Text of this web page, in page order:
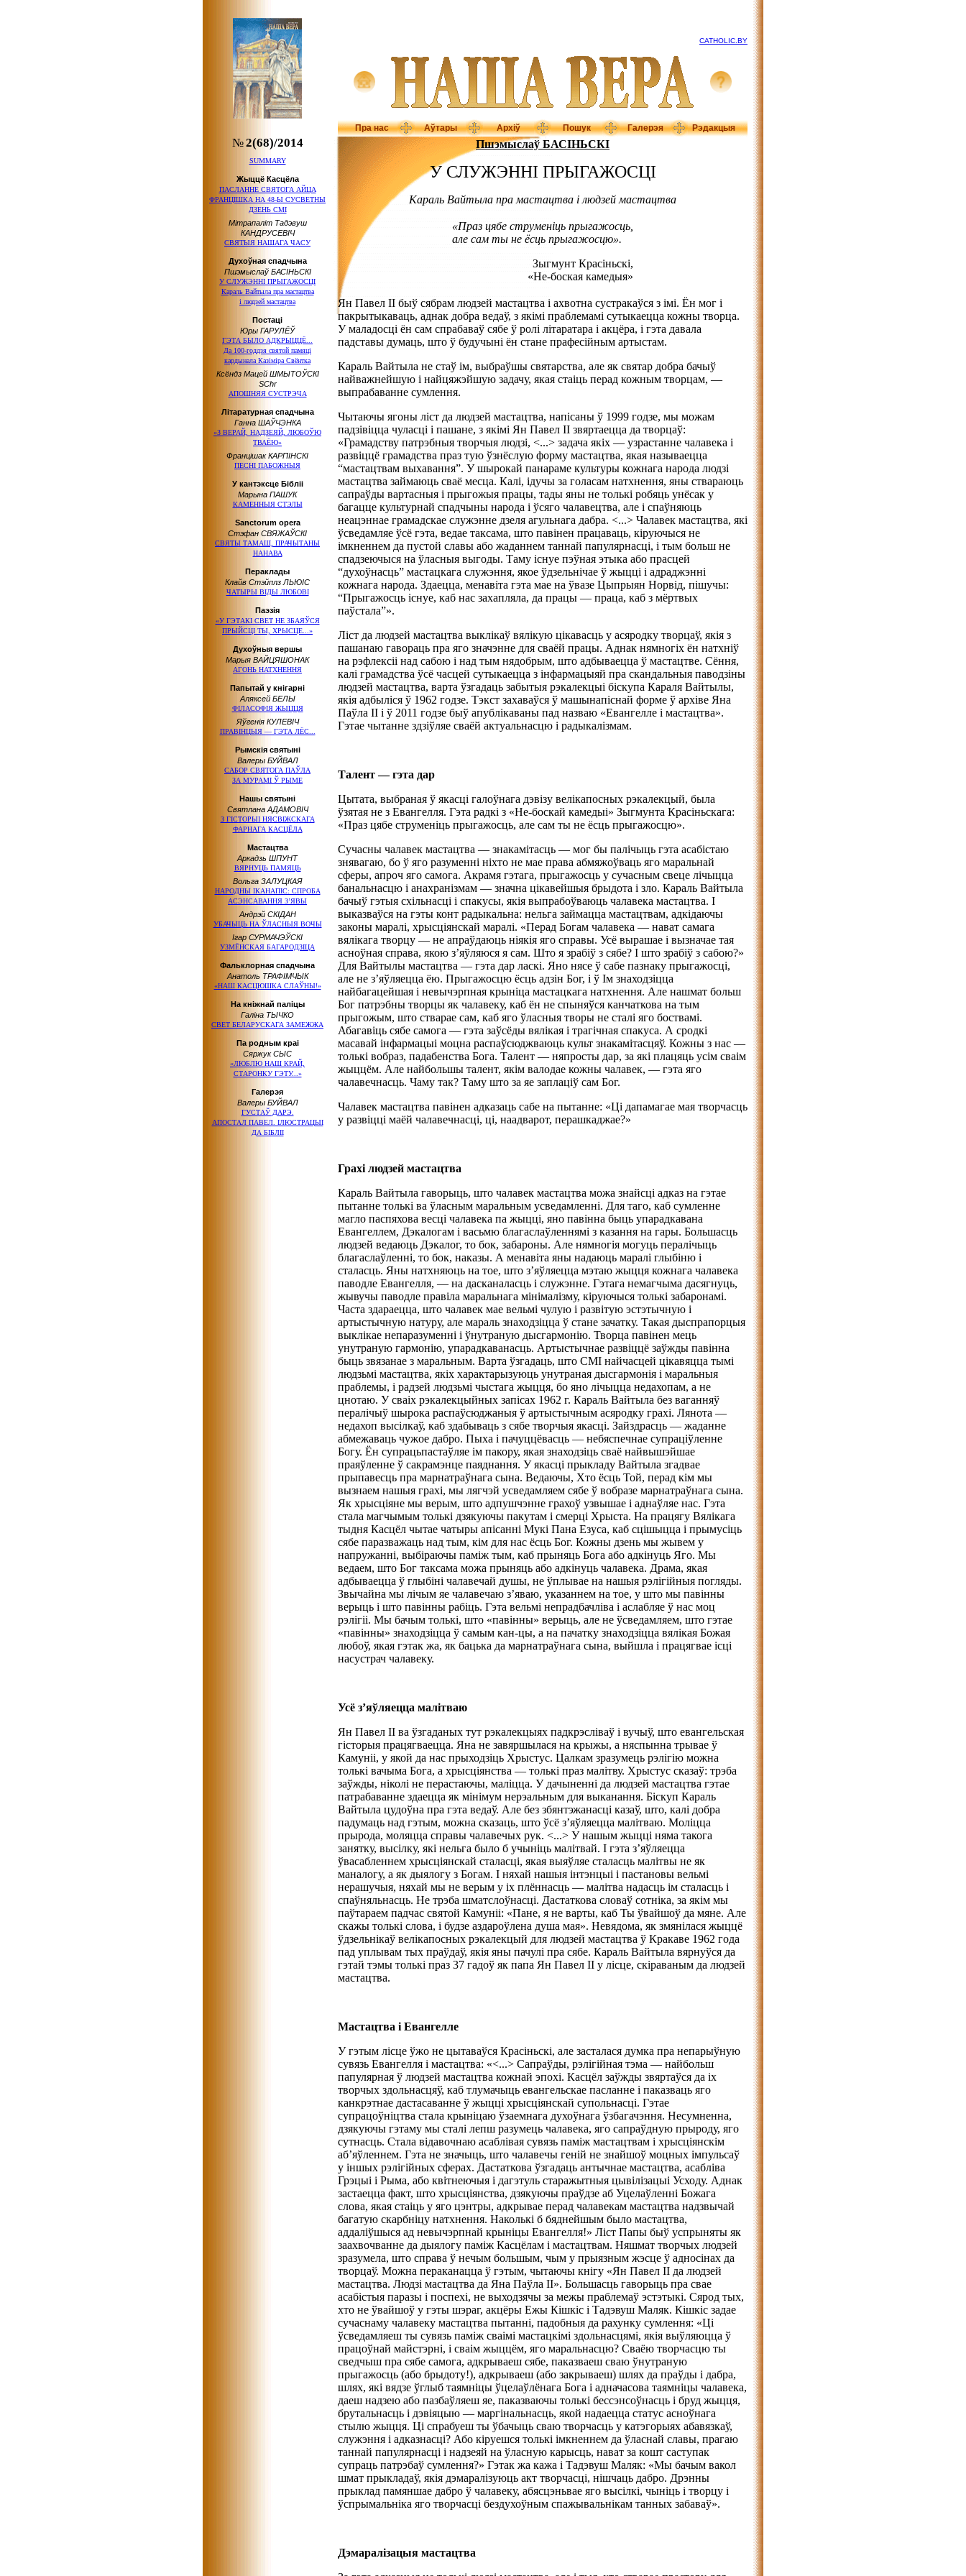
CATHOLIC.BY
Пра нас Аўтары Архіў Пошук Галерэя Рэдакцыя
№2(68)/2014
SUMMARY
Жыццё Касцёла
ПАСЛАННЕ СВЯТОГА АЙЦА
ФРАНЦІШКА НА 48-Ы СУСВЕТНЫ
ДЗЕНЬ СМІ
Мітрапаліт Тадэвуш
КАНДРУСЕВІЧ
СВЯТЫЯ НАШАГА ЧАСУ
Духоўная спадчына
Пшэмыслаў БАСІНЬСКІ
У СЛУЖЭННІ ПРЫГАЖОСЦІ
Караль Вайтыла пра мастацтва
і людзей мастацтва
Постаці
Юры ГАРУЛЁЎ
ГЭТА БЫЛО АДКРЫЦЦЁ...
Да 100-годдзя святой памяці
кардынала Казіміра Свёнтка
Ксёндз Мацей ШМЫТОЎСКІ
SChr
АПОШНЯЯ СУСТРЭЧА
Літаратурная спадчына
Ганна ШАЎЧЭНКА
«З ВЕРАЙ, НАДЗЕЯЙ, ЛЮБОЎЮ
ТВАЁЮ»
Францішак КАРПІНСКІ
ПЕСНІ ПАБОЖНЫЯ
У кантэксце Бібліі
Марына ПАШУК
КАМЕННЫЯ СТЭЛЫ
Sanctorum opera
Стэфан СВЯЖАЎСКІ
СВЯТЫ ТАМАШ, ПРАЧЫТАНЫ
НАНАВА
Пераклады
Клайв Стэйплз ЛЬЮІС
ЧАТЫРЫ ВІДЫ ЛЮБОВІ
Паэзія
«У ГЭТАКІ СВЕТ НЕ ЗБАЯЎСЯ
ПРЫЙСЦІ ТЫ, ХРЫСЦЕ...»
Духоўныя вершы
Марыя ВАЙЦЯШОНАК
АГОНЬ НАТХНЕННЯ
Папытай у кнігарні
Аляксей БЕЛЫ
ФІЛАСОФІЯ ЖЫЦЦЯ
Яўгенія КУЛЕВІЧ
ПРАВІНЦЫЯ — ГЭТА ЛЁС...
Рымскія святыні
Валеры БУЙВАЛ
САБОР СВЯТОГА ПАЎЛА
ЗА МУРАМІ Ў РЫМЕ
Нашы святыні
Святлана АДАМОВІЧ
З ГІСТОРЫІ НЯСВІЖСКАГА
ФАРНАГА КАСЦЁЛА
Мастацтва
Аркадзь ШПУНТ
ВЯРНУЦЬ ПАМЯЦЬ
Вольга ЗАЛУЦКАЯ
НАРОДНЫ ІКАНАПІС: СПРОБА
АСЭНСАВАННЯ З’ЯВЫ
Андрэй СКІДАН
УБАЧЫЦЬ НА ЎЛАСНЫЯ ВОЧЫ
Ігар СУРМАЧЭЎСКІ
УЗМЁНСКАЯ БАГАРОДЗІЦА
Фальклорная спадчына
Анатоль ТРАФІМЧЫК
«НАШ КАСЦЮШКА СЛАЎНЫ!»
На кніжнай паліцы
Галіна ТЫЧКО
СВЕТ БЕЛАРУСКАГА ЗАМЕЖЖА
Па родным краі
Сяржук СЫС
«ЛЮБЛЮ НАШ КРАЙ,
СТАРОНКУ ГЭТУ...»
Галерэя
Валеры БУЙВАЛ
ГУСТАЎ ДАРЭ.
АПОСТАЛ ПАВЕЛ. ІЛЮСТРАЦЫІ
ДА БІБЛІІ
Пшэмыслаў БАСІНЬСКІ
У СЛУЖЭННІ ПРЫГАЖОСЦІ
Караль Вайтыла пра мастацтва і людзей мастацтва
«Праз цябе струменіць прыгажосць,
але сам ты не ёсць прыгажосцю».
Зыгмунт Красіньскі,
«Не-боская камедыя»
Ян Павел ІІ быў сябрам людзей мастацтва і ахвотна сустракаўся з імі. Ён мог і
пакрытыкаваць, аднак добра ведаў, з якімі праблемамі сутыкаецца кожны творца.
У маладосці ён сам спрабаваў сябе ў ролі літаратара і акцёра, і гэта давала
падставы думаць, што ў будучыні ён стане прафесійным артыстам.
Караль Вайтыла не стаў ім, выбраўшы святарства, але як святар добра бачыў
найважнейшую і найцяжэйшую задачу, якая стаіць перад кожным творцам, —
выпрабаванне сумлення.
Чытаючы ягоны ліст да людзей мастацтва, напісаны ў 1999 годзе, мы можам
падзівіцца чуласці і пашане, з якімі Ян Павел ІІ звяртаецца да творцаў:
«Грамадству патрэбныя творчыя людзі, <...> задача якіх — узрастанне чалавека і
развіццё грамадства праз тую ўзнёслую форму мастацтва, якая называецца
“мастацтвам выхавання”. У шырокай панараме культуры кожнага народа людзі
мастацтва займаюць сваё месца. Калі, ідучы за голасам натхнення, яны ствараюць
сапраўды вартасныя і прыгожыя працы, тады яны не толькі робяць унёсак у
багацце культурнай спадчыны народа і ўсяго чалавецтва, але і спаўняюць
неацэннае грамадскае служэнне дзеля агульнага дабра. <...> Чалавек мастацтва, які
ўсведамляе ўсё гэта, ведае таксама, што павінен працаваць, кіруючыся не
імкненнем да пустой славы або жаданнем таннай папулярнасці, і тым больш не
спадзеючыся на ўласныя выгоды. Таму існуе пэўная этыка або прасцей
“духоўнасць” мастацкага служэння, якое ўдзельнічае ў жыцці і адраджэнні
кожнага народа. Здаецца, менавіта гэта мае на ўвазе Цыпрыян Норвід, пішучы:
“Прыгажосць існуе, каб нас захапляла, да працы — праца, каб з мёртвых
паўстала”».
Ліст да людзей мастацтва выклікаў вялікую цікавасць у асяродку творцаў, якія з
пашанаю гавораць пра яго значэнне для сваёй працы. Аднак нямногіх ён натхніў
на рэфлексіі над сабою і над тым нядобрым, што адбываецца ў мастацтве. Сёння,
калі грамадства ўсё часцей сутыкаецца з інфармацыяй пра скандальныя паводзіны
людзей мастацтва, варта ўзгадаць забытыя рэкалекцыі біскупа Караля Вайтылы,
якія адбыліся ў 1962 годзе. Тэкст захаваўся ў машынапіснай форме ў архіве Яна
Паўла ІІ і ў 2011 годзе быў апублікаваны пад назваю «Евангелле і мастацтва».
Гэтае чытанне здзіўляе сваёй актуальнасцю і радыкалізмам.
Талент — гэта дар
Цытата, выбраная ў якасці галоўнага дэвізу велікапосных рэкалекцый, была
ўзятая не з Евангелля. Гэта радкі з «Не-боскай камедыі» Зыгмунта Красіньскага:
«Праз цябе струменіць прыгажосць, але сам ты не ёсць прыгажосцю».
Сучасны чалавек мастацтва — знакамітасць — мог бы палічыць гэта асабістаю
знявагаю, бо ў яго разуменні ніхто не мае права абмяжоўваць яго маральнай
сферы, апроч яго самога. Акрамя гэтага, прыгажосць у сучасным свеце лічыцца
банальнасцю і анахранізмам — значна цікавейшыя брыдота і зло. Караль Вайтыла
бачыў гэтыя схільнасці і спакусы, якія выпрабоўваюць чалавека мастацтва. І
выказваўся на гэты конт радыкальна: нельга займацца мастацтвам, адкідаючы
законы маралі, хрысціянскай маралі. «Перад Богам чалавека — нават самага
вялікага творцу — не апраўдаюць ніякія яго справы. Усё вырашае і вызначае тая
асноўная справа, якою з’яўляюся я сам. Што я зрабіў з сябе? І што зрабіў з сабою?»
Для Вайтылы мастацтва — гэта дар ласкі. Яно нясе ў сабе пазнаку прыгажосці,
але не з’яўляецца ёю. Прыгажосцю ёсць адзін Бог, і ў Ім знаходзіцца
найбагацейшая і невычэрпная крыніца мастацкага натхнення. Але нашмат больш
Бог патрэбны творцы як чалавеку, каб ён не спыняўся канчаткова на тым
прыгожым, што стварае сам, каб яго ўласныя творы не сталі яго боствамі.
Абагавіць сябе самога — гэта заўсёды вялікая і трагічная спакуса. А сродкі
масавай інфармацыі моцна распаўсюджваюць культ знакамітасцяў. Кожны з нас —
толькі вобраз, падабенства Бога. Талент — няпросты дар, за які плацяць усім сваім
жыццём. Але найбольшы талент, якім валодае кожны чалавек, — гэта яго
чалавечнасць. Чаму так? Таму што за яе заплаціў сам Бог.
Чалавек мастацтва павінен адказаць сабе на пытанне: «Ці дапамагае мая творчасць
у развіцці маёй чалавечнасці, ці, наадварот, перашкаджае?»
Грахі людзей мастацтва
Караль Вайтыла гаворыць, што чалавек мастацтва можа знайсці адказ на гэтае
пытанне толькі ва ўласным маральным усведамленні. Для таго, каб сумленне
магло паспяхова весці чалавека па жыцці, яно павінна быць упарадкавана
Евангеллем, Дэкалогам і васьмю благаслаўленнямі з казання на гары. Большасць
людзей ведаюць Дэкалог, то бок, забароны. Але нямногія могуць пералічыць
благаслаўленні, то бок, наказы. А менавіта яны надаюць маралі глыбіню і
сталасць. Яны натхняюць на тое, што з’яўляецца мэтаю жыцця кожнага чалавека
паводле Евангелля, — на дасканаласць і служэнне. Гэтага немагчыма дасягнуць,
жывучы паводле правіла маральнага мінімалізму, кіруючыся толькі забаронамі.
Часта здараецца, што чалавек мае вельмі чулую і развітую эстэтычную і
артыстычную натуру, але мараль знаходзіцца ў стане зачатку. Такая дыспрапорцыя
выклікае непаразуменні і ўнутраную дысгармонію. Творца павінен мець
унутраную гармонію, упарадкаванасць. Артыстычнае развіццё заўжды павінна
быць звязанае з маральным. Варта ўзгадаць, што СМІ найчасцей цікавяцца тымі
людзьмі мастацтва, якіх характарызуюць унутраная дысгармонія і маральныя
праблемы, і радзей людзьмі чыстага жыцця, бо яно лічыцца недахопам, а не
цнотаю. У сваіх рэкалекцыйных запісах 1962 г. Караль Вайтыла без ваганняў
пералічыў шырока распаўсюджаныя ў артыстычным асяродку грахі. Лянота —
недахоп высілкаў, каб здабываць з сябе творчыя якасці. Зайздрасць — жаданне
абмежаваць чужое дабро. Пыха і пачуццёвасць — небяспечнае супраціўленне
Богу. Ён супрацьпастаўляе ім пакору, якая знаходзіць сваё найвышэйшае
праяўленне ў сакрамэнце паяднання. У якасці прыкладу Вайтыла згадвае
прыпавесць пра марнатраўнага сына. Ведаючы, Хто ёсць Той, перад кім мы
вызнаем нашыя грахі, мы лягчэй усведамляем сябе ў вобразе марнатраўнага сына.
Як хрысціяне мы верым, што адпушчэнне грахоў узвышае і аднаўляе нас. Гэта
стала магчымым толькі дзякуючы пакутам і смерці Хрыста. На працягу Вялікага
тыдня Касцёл чытае чатыры апісанні Мукі Пана Езуса, каб сцішыцца і прымусіць
сябе паразважаць над тым, кім для нас ёсць Бог. Кожны дзень мы жывем у
напружанні, выбіраючы паміж тым, каб прыняць Бога або адкінуць Яго. Мы
ведаем, што Бог таксама можа прыняць або адкінуць чалавека. Драма, якая
адбываецца ў глыбіні чалавечай душы, не ўплывае на нашыя рэлігійныя погляды.
Звычайна мы лічым яе чалавечаю з’яваю, указаннем на тое, у што мы павінны
верыць і што павінны рабіць. Гэта вельмі непрадбачліва і аслабляе ў нас моц
рэлігіі. Мы бачым толькі, што «павінны» верыць, але не ўсведамляем, што гэтае
«павінны» знаходзіцца ў самым кан-цы, а на пачатку знаходзіцца вялікая Божая
любоў, якая гэтак жа, як бацька да марнатраўнага сына, выйшла і працягвае ісці
насустрач чалавеку.
Усё з’яўляецца малітваю
Ян Павел ІІ ва ўзгаданых тут рэкалекцыях падкрэсліваў і вучыў, што евангельская
гісторыя працягваецца. Яна не завяршылася на крыжы, а няспынна трывае ў
Камуніі, у якой да нас прыходзіць Хрыстус. Цалкам зразумець рэлігію можна
толькі вачыма Бога, а хрысціянства — толькі праз малітву. Хрыстус сказаў: трэба
заўжды, ніколі не перастаючы, маліцца. У дачыненні да людзей мастацтва гэтае
патрабаванне здаецца як мінімум нерэальным для выканання. Біскуп Караль
Вайтыла цудоўна пра гэта ведаў. Але без збянтэжанасці казаў, што, калі добра
падумаць над гэтым, можна сказаць, што ўсё з’яўляецца малітваю. Моліцца
прырода, моляцца справы чалавечых рук. <...> У нашым жыцці няма такога
занятку, высілку, які нельга было б учыніць малітвай. І гэта з’яўляецца
ўвасабленнем хрысціянскай сталасці, якая выяўляе сталасць малітвы не як
маналогу, а як дыялогу з Богам. І няхай нашыя інтэнцыі і пастановы вельмі
нерашучыя, няхай мы не верым у іх плённасць — малітва надасць ім сталасць і
спаўняльнасць. Не трэба шматслоўнасці. Дастаткова словаў сотніка, за якім мы
паўтараем падчас святой Камуніі: «Пане, я не варты, каб Ты ўвайшоў да мяне. Але
скажы толькі слова, і будзе аздароўлена душа мая». Невядома, як змянілася жыццё
ўдзельнікаў велікапосных рэкалекцый для людзей мастацтва ў Кракаве 1962 года
пад уплывам тых праўдаў, якія яны пачулі пра сябе. Караль Вайтыла вярнуўся да
гэтай тэмы толькі праз 37 гадоў як папа Ян Павел ІІ у лісце, скіраваным да людзей
мастацтва.
Мастацтва і Евангелле
У гэтым лісце ўжо не цытаваўся Красіньскі, але засталася думка пра непарыўную
сувязь Евангелля і мастацтва: «<...> Сапраўды, рэлігійная тэма — найбольш
папулярная ў людзей мастацтва кожнай эпохі. Касцёл заўжды звяртаўся да іх
творчых здольнасцяў, каб тлумачыць евангельскае пасланне і паказваць яго
канкрэтнае дастасаванне ў жыцці хрысціянскай супольнасці. Гэтае
супрацоўніцтва стала крыніцаю ўзаемнага духоўнага ўзбагачэння. Несумненна,
дзякуючы гэтаму мы сталі лепш разумець чалавека, яго сапраўдную прыроду, яго
сутнасць. Стала відавочнаю асаблівая сувязь паміж мастацтвам і хрысціянскім
аб’яўленнем. Гэта не значыць, што чалавечы геній не знайшоў моцных імпульсаў
у іншых рэлігійных сферах. Дастаткова ўзгадаць антычнае мастацтва, асабліва
Грэцыі і Рыма, або квітнеючыя і дагэтуль старажытныя цывілізацыі Усходу. Аднак
застаецца факт, што хрысціянства, дзякуючы праўдзе аб Уцелаўленні Божага
слова, якая стаіць у яго цэнтры, адкрывае перад чалавекам мастацтва надзвычай
багатую скарбніцу натхнення. Наколькі б бяднейшым было мастацтва,
аддаліўшыся ад невычэрпнай крыніцы Евангелля!» Ліст Папы быў успрыняты як
заахвочванне да дыялогу паміж Касцёлам і мастацтвам. Няшмат творчых людзей
зразумела, што справа ў нечым большым, чым у прыязным жэсце ў адносінах да
творцаў. Можна пераканацца ў гэтым, чытаючы кнігу «Ян Павел ІІ да людзей
мастацтва. Людзі мастацтва да Яна Паўла ІІ». Большасць гаворыць пра свае
асабістыя паразы і поспехі, не выходзячы за межы праблемаў эстэтыкі. Сярод тых,
хто не ўвайшоў у гэты шэраг, акцёры Ежы Кішкіс і Тадэвуш Маляк. Кішкіс задае
сучаснаму чалавеку мастацтва пытанні, падобныя да рахунку сумлення: «Ці
ўсведамляеш ты сувязь паміж сваімі мастацкімі здольнасцямі, якія выўляюцца ў
працоўнай майстэрні, і сваім жыццём, яго маральнасцю? Сваёю творчасцю ты
сведчыш пра сябе самога, адкрываеш сябе, паказваеш сваю ўнутраную
прыгажосць (або брыдоту!), адкрываеш (або закрываеш) шлях да праўды і дабра,
шлях, які вядзе ўглыб таямніцы ўцелаўлёнага Бога і адначасова таямніцы чалавека,
даеш надзею або пазбаўляеш яе, паказваючы толькі бессэнсоўнасць і бруд жыцця,
брутальнасць і дэвіяцыю — маргінальнасць, якой надаецца статус асноўнага
стылю жыцця. Ці спрабуеш ты ўбачыць сваю творчасць у катэгорыях абавязкаў,
служэння і адказнасці? Або кіруешся толькі імкненнем да ўласнай славы, прагаю
таннай папулярнасці і надзеяй на ўласную карысць, нават за кошт саступак
супраць патрэбаў сумлення?» Гэтак жа кажа і Тадэвуш Маляк: «Мы бачым вакол
шмат прыкладаў, якія дэмаралізуюць акт творчасці, нішчаць дабро. Дрэнны
прыклад памяншае дабро ў чалавеку, абясцэньвае яго высілкі, чыніць і творцу і
ўспрымальніка яго творчасці бездухоўным спажывальнікам танных забаваў».
Дэмаралізацыя мастацтва